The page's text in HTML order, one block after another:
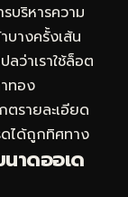
บริหารความ
างครั้งเส้น
ว่าเราใช้ล็อต
ทอง
ตรายละเอียด
ดได้ถูกทิศทาง
าดออเด